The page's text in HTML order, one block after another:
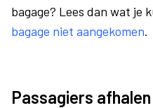
bagage? Lees dan wat je
bagage niet aangekomen.
Passagiers afhalen